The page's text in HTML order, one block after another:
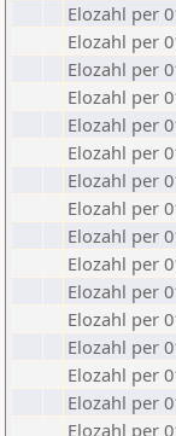
Elozahl per
Elozahl per
Elozahl per
Elozahl per
Elozahl per
Elozahl per
Elozahl per
Elozahl per
Elozahl per
Elozahl per
Elozahl per
Elozahl per
Elozahl per
Elozahl per
Elozahl per
Elozahl per